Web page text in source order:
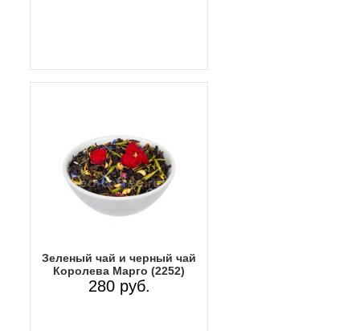
Зеленый чай и черный чай
Королева Марго (2252)
280 руб.